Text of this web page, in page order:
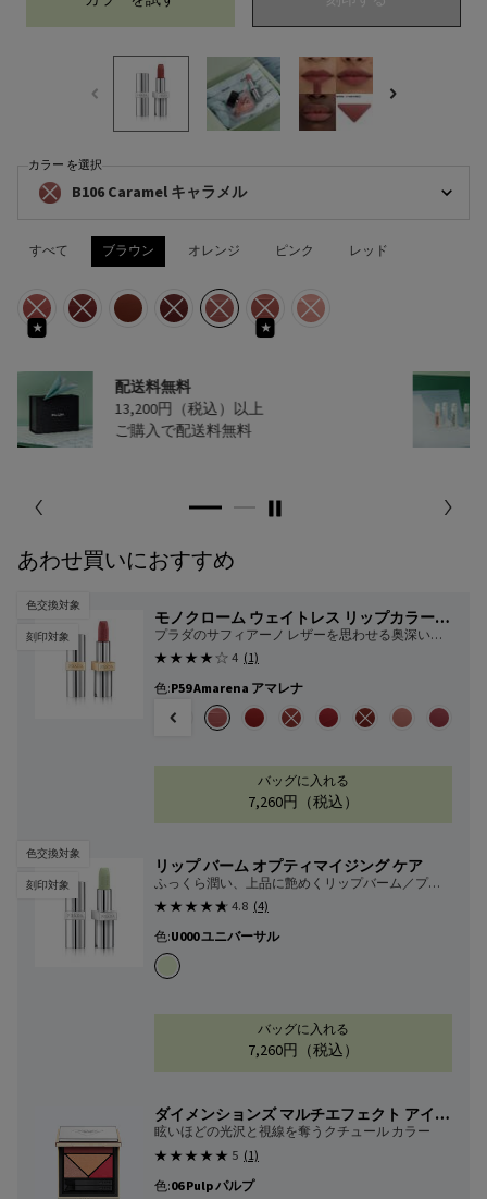
モノクローム ウェイトレス リップカラー （スムース ナイロン） の カラー を選
B106 Caramel キャラメル
カラー を選択
すべて ブラウン オレンジ ピンク レッド
選択済み
商品バリエーションは在庫切れです, B101 Tiepolo ティエポロ, 1/7
★
選択済み
商品バリエーションは在庫切れです, B102 Sienne シアン, 2/7
選択済み
B103 Auburn オーバーン, 3/7
選択済み
商品バリエーションは在庫切れです, B105 Tonka トンカ,
選択済み
商品バリエーションは在庫切れです, B106
選択済み
商品バリエーションは在庫切れです,
★
選択済み
商品バリエーションは在庫切れ
配送料無料
13,200円（税込）以上
ご購入で配送料無料
あわせ買いにおすすめ
モノクローム ウェイトレス リップカラー
（マット レザー）
プラダのサフィアーノ レザーを思わせる奥深い発
色と上品なマット
色交換対象
刻印対象
4 (1)
色:P59 Amarena アマレナ
色を選択してください
{1} の場合
B01 Argile アルジル のカラー モノクローム ウェイトレス リップカラー （マット
です, B02 Quartz クォーツ のカラー モノクローム ウェイトレス リップカラー （
庫切れです, B03 Mahogany マホガニー のカラー モノクローム ウェイトレス リ
ンは在庫切れです, B05 Fauve フォーヴ のカラー モノクローム ウェイトレス リ
ーションは在庫切れです, B13 Maron マロン のカラー モノクローム ウェイトレス
Uniform ユニフォーム のカラー モノクローム ウェイトレス リップカラー （マッ
商品バリエーションは在庫切れです, O76 Amber アンバー のカラー モノクロ
商品バリエーションは在庫切れです, O77 Arancio アランチョ のカラー
P55 Fuxia フューシャ のカラー モノクローム ウェイトレス リップ
選択済み
P56 Notte ノッテ のカラー モノクローム ウェイトレス リッ
選択済み
P58 Tamaris タマリス のカラー モノクローム ウェイ
選択済み
P59 Amarena アマレナ のカラー モノクローム
選択済み
R26 Lava ラヴァ のカラー モノクローム
選択済み
商品バリエーションは在庫切れで
選択済み
R28 Fuoco フォーコ のカラ
選択済み
商品バリエーション
選択済み
P60 Brick Pink
選択済み
P61
バッグに入れる
7,260円 （税込）
モノクローム ウェイトレ
リップ バーム オプティマイジング ケア
ふっくら潤い、上品に艶めくリップバーム／プラ
イマー
色交換対象
刻印対象
4.8 (4)
色:U000 ユニバーサル
1色
選択済み
U000 ユニバーサル のカラー リップ バーム オプティマ
バッグに入れる
7,260円 （税込）
リップ バーム オプティマ
ダイメンションズ マルチエフェクト アイシ
ャドウ
眩いほどの光沢と視線を奪うクチュール カラー
5 (1)
色:06 Pulp パルプ